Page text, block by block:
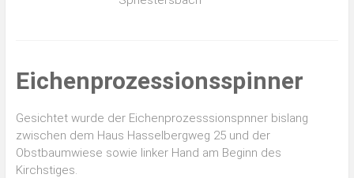
Eichenprozessionsspinner
Gesichtet wurde der Eichenprozesssionspnner bislang
zwischen dem Haus Hasselbergweg 25 und der
Obstbaumwiese sowie linker Hand am Beginn des
Kirchstiges.